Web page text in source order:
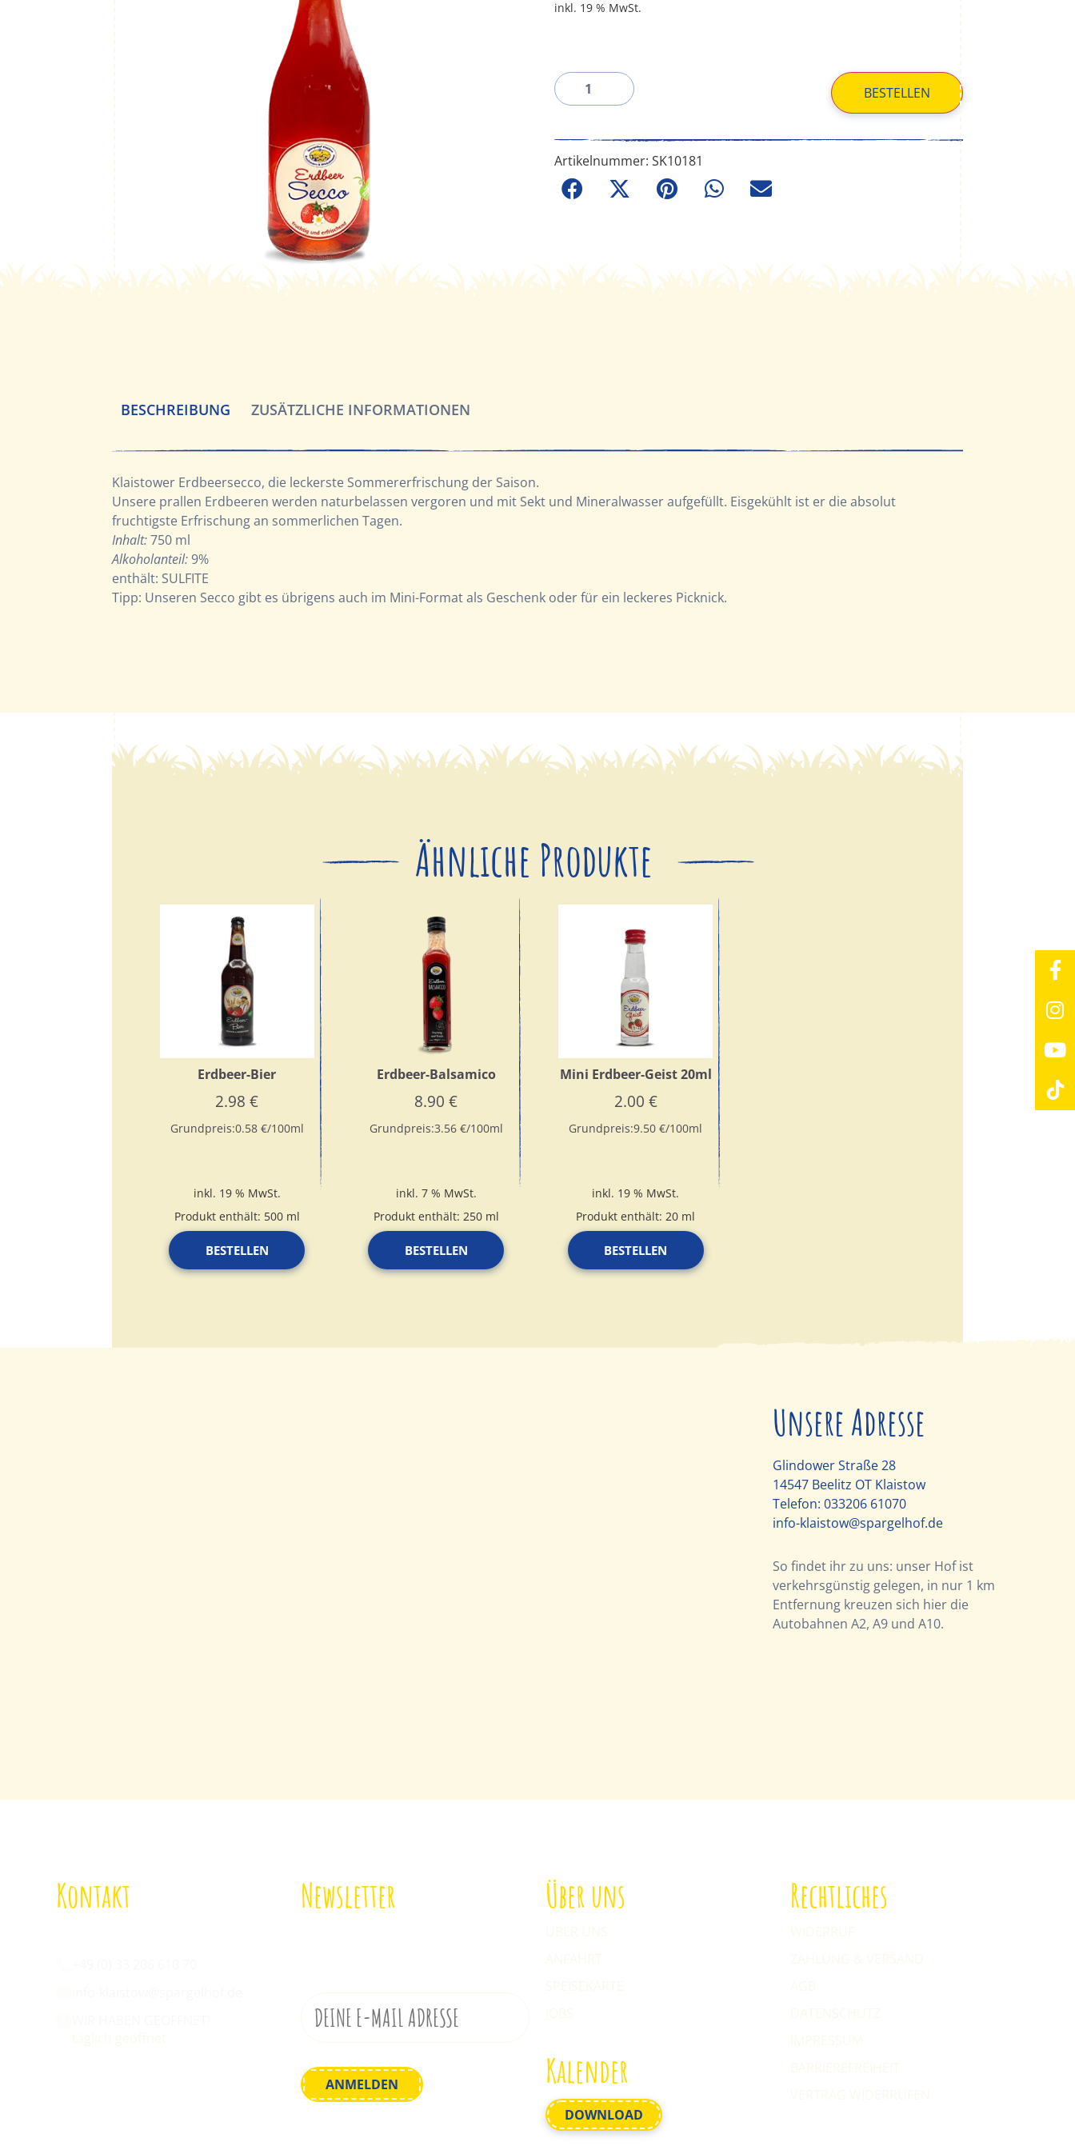
inkl. 19 % MwSt.
BESTELLEN
Artikelnummer:SK10181
BESCHREIBUNG ZUSÄTZLICHE INFORMATIONEN
Klaistower Erdbeersecco, die leckerste Sommererfrischung der Saison.
Unsere prallen Erdbeeren werden naturbelassen vergoren und mit Sekt und Mineralwasser aufgefüllt. Eisgekühlt ist er die absolut
fruchtigste Erfrischung an sommerlichen Tagen.
Inhalt:750 ml
Alkoholanteil:9%
enthält: SULFITE
Tipp: Unseren Secco gibt es übrigens auch im Mini-Format als Geschenk oder für ein leckeres Picknick.
Ähnliche Produkte
Erdbeer-Bier
2.98€
Grundpreis:0.58 €/100ml
inkl. 19 % MwSt.
Produkt enthält: 500 ml
BESTELLEN
Erdbeer-Balsamico
8.90€
Grundpreis:3.56 €/100ml
inkl. 7 % MwSt.
Produkt enthält: 250 ml
BESTELLEN
Mini Erdbeer-Geist 20ml
2.00 €
Grundpreis:9.50€/100ml
inkl. 19 % MwSt.
Produkt enthält: 20 ml
BESTELLEN
Unsere Adresse
Glindower Straße 28
14547 Beelitz OT Klaistow
Telefon: 033206 61070
info-klaistow@spargelhof.de
So findet ihr zu uns: unser Hof ist
verkehrsgünstig gelegen, in nur 1 km
Entfernung kreuzen sich hier die
Autobahnen A2, A9 und A10.
Kontakt Newsletter Über uns
Kalender
DOWNLOAD
Rechtliches